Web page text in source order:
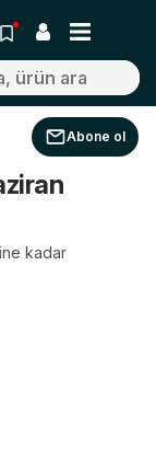
Abone ol
kadar